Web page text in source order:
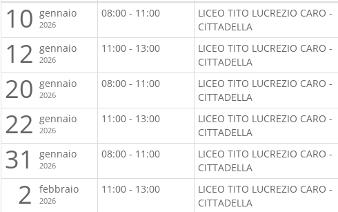
10 gennaio
2026
08:00 - 11:00
LICEO TITO LUCREZIO CARO -
CITTADELLA
12 gennaio
2026
11:00 - 13:00
LICEO TITO LUCREZIO CARO -
CITTADELLA
20 gennaio
2026
08:00 - 11:00
LICEO TITO LUCREZIO CARO -
CITTADELLA
22 gennaio
2026
11:00 - 13:00
LICEO TITO LUCREZIO CARO -
CITTADELLA
31 gennaio
2026
08:00 - 11:00
LICEO TITO LUCREZIO CARO -
CITTADELLA
2 febbraio
2026
11:00 - 13:00
LICEO TITO LUCREZIO CARO -
CITTADELLA